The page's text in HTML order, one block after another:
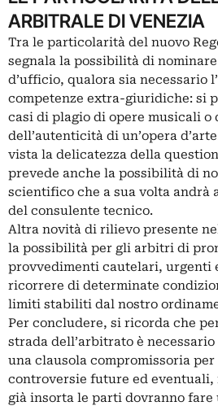
ARBITRALE DI VENEZIA
Tra le particolarità del nuovo
segnala la possibilità di
d’ufficio, qualora sia necessario
competenze extra-giuridiche: si
casi di plagio di opere musicali o
dell’autenticità di un’opera
vista la delicatezza della
prevede anche la possibilità di
scientifico che a sua volta andrà
del consulente tecnico.
Altra novità di rilievo presente
la possibilità per gli arbitri di
provvedimenti cautelari, urgenti
ricorrere di determinate
limiti stabiliti dal nostro
Per concludere, si ricorda che
strada dell’arbitrato è
una clausola compromissoria
controversie future ed eventuali,
già insorta le parti dovranno fare